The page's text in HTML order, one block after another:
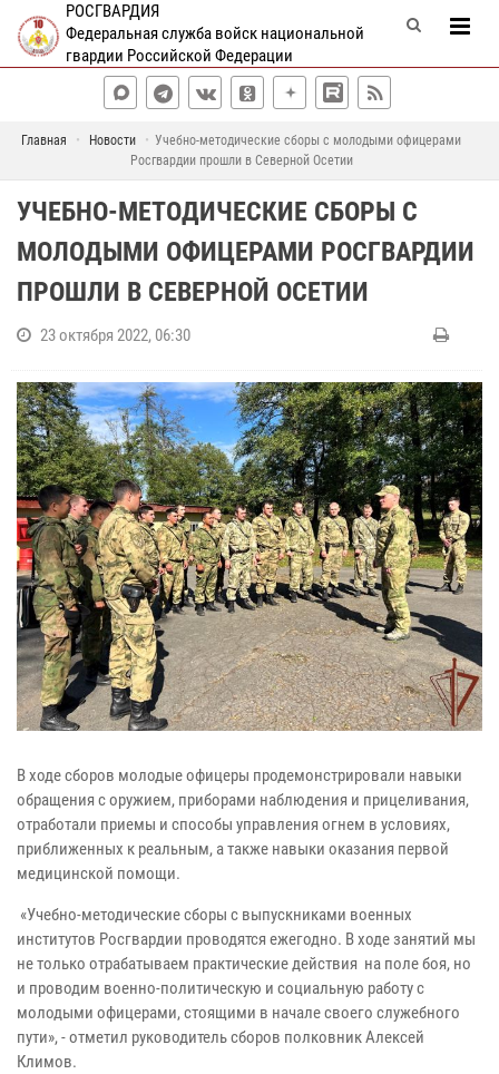
РОСГВАРДИЯ
Федеральная служба войск национальной
гвардии Российской Федерации
Главная Новости
Учебно-методические сборы с молодыми офицерами
Росгвардии прошли в Северной Осетии
УЧЕБНО-МЕТОДИЧЕСКИЕ СБОРЫ С
МОЛОДЫМИ ОФИЦЕРАМИ РОСГВАРДИИ
ПРОШЛИ В СЕВЕРНОЙ ОСЕТИИ
23 октября 2022, 06:30
В ходе сборов молодые офицеры продемонстрировали навыки
обращения с оружием, приборами наблюдения и прицеливания,
отработали приемы и способы управления огнем в условиях,
приближенных к реальным, а также навыки оказания первой
медицинской помощи.
«Учебно-методические сборы с выпускниками военных
институтов Росгвардии проводятся ежегодно. В ходе занятий мы
не только отрабатываем практические действия на поле боя, но
и проводим военно-политическую и социальную работу с
молодыми офицерами, стоящими в начале своего служебного
пути», - отметил руководитель сборов полковник Алексей
Климов.